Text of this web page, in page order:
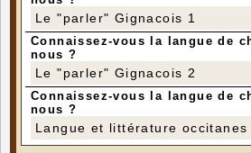
Le "parler" Gignacois 1
Connaissez-vous la langue de
nous ?
Le "parler" Gignacois 2
Connaissez-vous la langue de
nous ?
Langue et littérature occitanes